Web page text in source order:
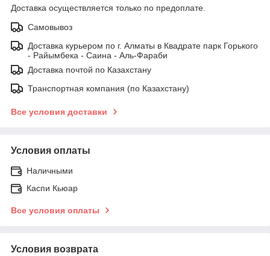
Доставка осуществляется только по предоплате.
Самовывоз
Доставка курьером по г. Алматы в Квадрате парк Горького
- Райымбека - Саина - Аль-Фараби
Доставка почтой по Казахстану
Транспортная компания (по Казахстану)
Все условия доставки
Условия оплаты
Наличными
Каспи Кьюар
Все условия оплаты
Условия возврата